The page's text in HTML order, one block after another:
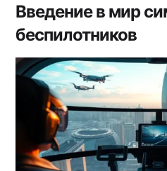
Введение в мир
беспилотников